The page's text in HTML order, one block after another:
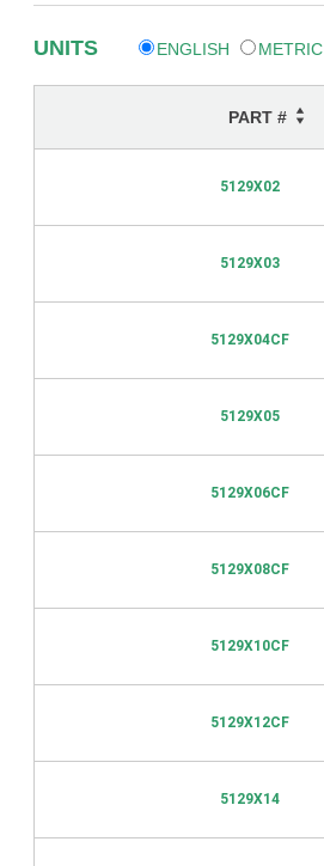
UNITS ENGLISH METRIC
PART #
5129X02
5129X03
5129X04CF
5129X05
5129X06CF
5129X08CF
5129X10CF
5129X12CF
5129X14